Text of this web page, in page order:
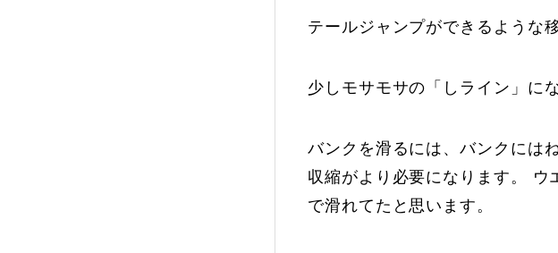
テールジャンプができるような
少しモサモサの「しライン」に
バンクを滑るには、バンクには
収縮がより必要になります。 ウ
で滑れてたと思います。